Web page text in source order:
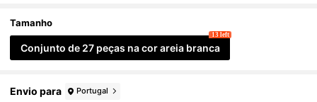
Tamanho
Conjunto de 27 peças na cor areia branca
13 left
Envio para Portugal